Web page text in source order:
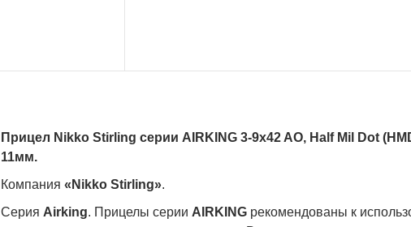
Прицел Nikko Stirling серии AIRKING 3-9x42 AO, Half Mil Dot (НМ
11мм.
Компания «Nikko Stirling».
Серия Airking. Прицелы серии AIRKING рекомендованы к